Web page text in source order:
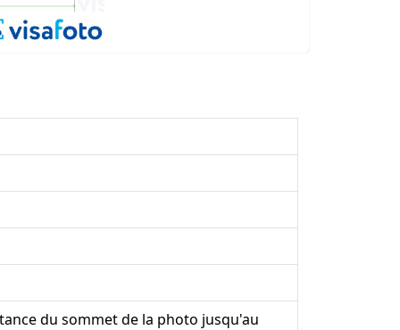
du sommet de la photo jusqu'au